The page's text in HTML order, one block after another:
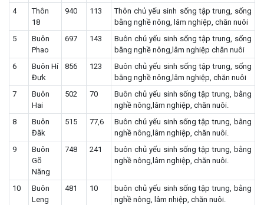
4
Thôn
18
940 113
Thôn chủ yếu sinh sống tập trung, sống
bằng nghề nông, lâm nghiệp, chăn nuôi
5
Buôn
Phao
697 143
Buôn chủ yếu sinh sống tập trung, sống
bằng nghề nông,lâm nghiệp chăn nuôi
6
Buôn Hí
Đưk
856 123
Buôn chủ yếu sinh sống tập trung, sống
bằng nghề nông,lâm nghiệp, chăn nuôi
7
Buôn
Hai
502 70
Buôn chủ yếu sinh sống tập trung, bằng
nghề nông,lâm nghiệp, chăn nuôi.
8
Buôn
Đăk
515 77,6
Buôn chủ yếu sinh sống tập trung, bằng
nghề nông,lâm nghiệp, chăn nuôi.
9
Buôn
Gõ
Năng
748 241
buôn chủ yếu sinh sống tập trung, bằng
nghề nông,lâm nghiệp, chăn nuôi.
10
Buôn
Leng
481 10
buôn chủ yếu sinh sống tập trung, bằng
nghề nông, lâm nhiệp, chăn nuôi.